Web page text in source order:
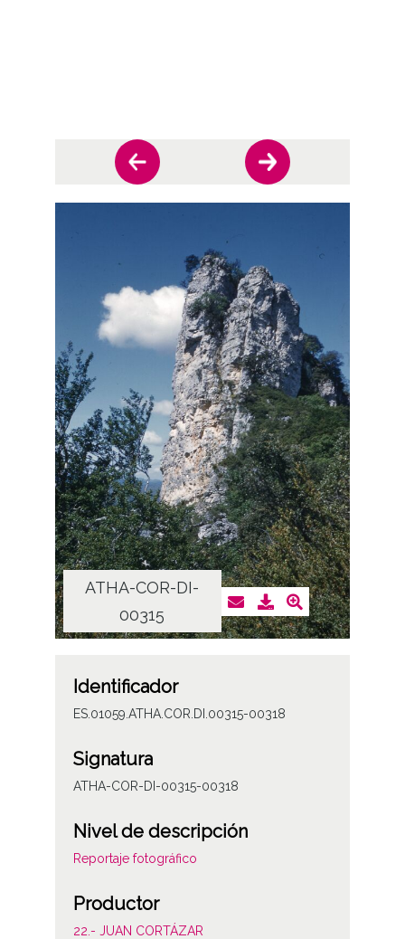
ATHA-COR-DI-
00315
Identificador
ES.01059.ATHA.COR.DI.00315-00318
Signatura
ATHA-COR-DI-00315-00318
Nivel de descripción
Reportaje fotográfico
Productor
22.- JUAN CORTÁZAR